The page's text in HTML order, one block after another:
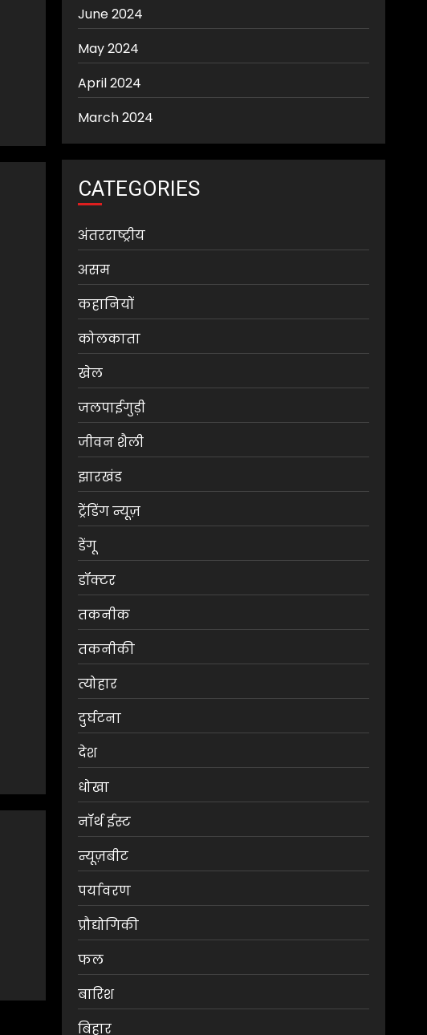
June 2024
May 2024
April 2024
March 2024
CATEGORIES
अंतरराष्ट्रीय
असम
कहानियों
कोलकाता
खेल
जलपाईगुड़ी
जीवन शैली
झारखंड
ट्रेंडिंग न्यूज़
डेंगू
डॉक्टर
तकनीक
तकनीकी
त्योहार
दुर्घटना
देश
धोखा
नॉर्थ ईस्ट
न्यूज़बीट
पर्यावरण
प्रौद्योगिकी
फल
बारिश
बिहार